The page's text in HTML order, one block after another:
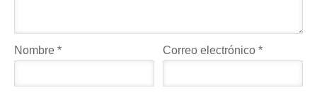
Nombre * Correo electrónico*